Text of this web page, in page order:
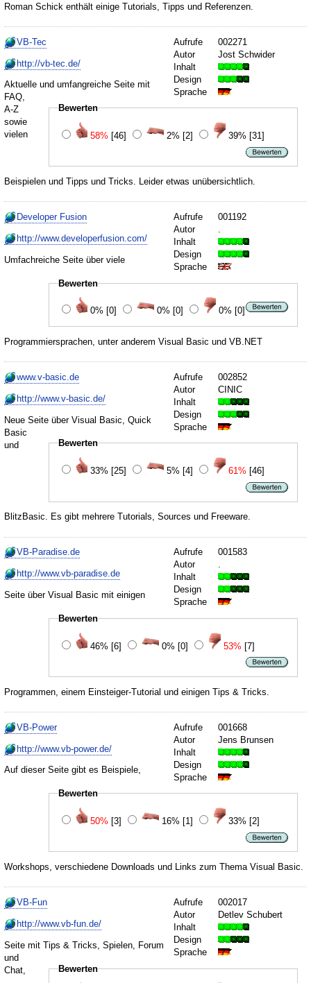
Roman Schick enthält einige Tutorials, Tipps und Referenzen.
Aufrufe
002271
Autor
Jost Schwider
Inhalt
Design
Sprache
Bewerten
58% [46] 2% [2] 39% [31]
VB-Tec
http://vb-tec.de/
Aktuelle und umfangreiche Seite mit
FAQ,
A-Z
sowie
vielen
Beispielen und Tipps und Tricks. Leider etwas unübersichtlich.
Aufrufe
001192
Autor
.
Inhalt
Design
Sprache
Bewerten
0% [0] 0% [0] 0% [0]
Developer Fusion
http://www.developerfusion.com/
Umfachreiche Seite über viele
Programmiersprachen, unter anderem Visual Basic und VB.NET
Aufrufe
002852
Autor
CINIC
Inhalt
Design
Sprache
Bewerten
33% [25] 5% [4] 61% [46]
www.v-basic.de
http://www.v-basic.de/
Neue Seite über Visual Basic, Quick
Basic
und
BlitzBasic. Es gibt mehrere Tutorials, Sources und Freeware.
Aufrufe
001583
Autor
.
Inhalt
Design
Sprache
Bewerten
46% [6] 0% [0] 53% [7]
VB-Paradise.de
http://www.vb-paradise.de
Seite über Visual Basic mit einigen
Programmen, einem Einsteiger-Tutorial und einigen Tips & Tricks.
Aufrufe
001668
Autor
Jens Brunsen
Inhalt
Design
Sprache
Bewerten
50% [3] 16% [1] 33% [2]
VB-Power
http://www.vb-power.de/
Auf dieser Seite gibt es Beispiele,
Workshops, verschiedene Downloads und Links zum Thema Visual Basic.
Aufrufe
002017
Autor
Detlev Schubert
Inhalt
Design
Sprache
Bewerten
VB-Fun
http://www.vb-fun.de/
Seite mit Tips & Tricks, Spielen, Forum
und
Chat,